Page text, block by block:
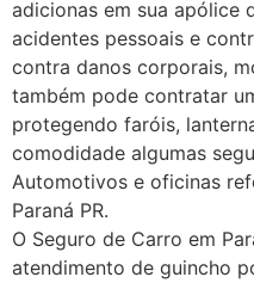
adicionas em sua apólice
acidentes pessoais e
contra danos corporais,
também pode contratar
protegendo faróis,
comodidade algumas
Automotivos e oficinas
Paraná PR.
O Seguro de Carro em
atendimento de guincho